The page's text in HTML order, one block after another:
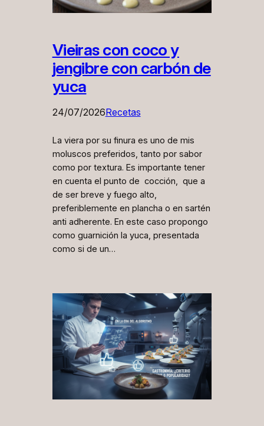
Vieiras con coco y
jengibre con carbón de
yuca
24/07/2026Recetas
La viera por su finura es uno de mis
moluscos preferidos, tanto por sabor
como por textura. Es importante tener
en cuenta el punto de cocción, que a
de ser breve y fuego alto,
preferiblemente en plancha o en sartén
anti adherente. En este caso propongo
como guarnición la yuca, presentada
como si de un…